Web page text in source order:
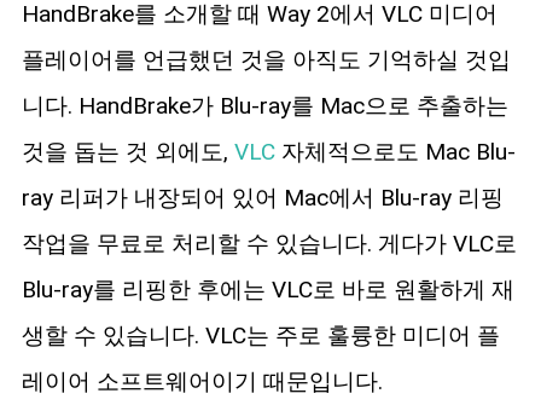
HandBrake를 소개할 때 Way 2에서 VLC 미디어
플레이어를 언급했던 것을 아직도 기억하실 것입
니다. HandBrake가 Blu-ray를 Mac으로 추출하는
것을 돕는 것 외에도, VLC자체적으로도 Mac Blu-
ray 리퍼가 내장되어 있어 Mac에서 Blu-ray 리핑
작업을 무료로 처리할 수 있습니다. 게다가 VLC로
Blu-ray를 리핑한 후에는 VLC로 바로 원활하게 재
생할 수 있습니다. VLC는 주로 훌륭한 미디어 플
레이어 소프트웨어이기 때문입니다.